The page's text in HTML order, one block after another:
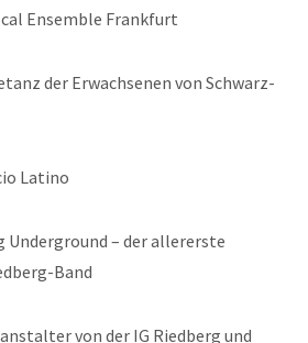
Ensemble Frankfurt
der Erwachsenen von Schwarz-
Latino
Underground – der allererste
Band
von der IG Riedberg und